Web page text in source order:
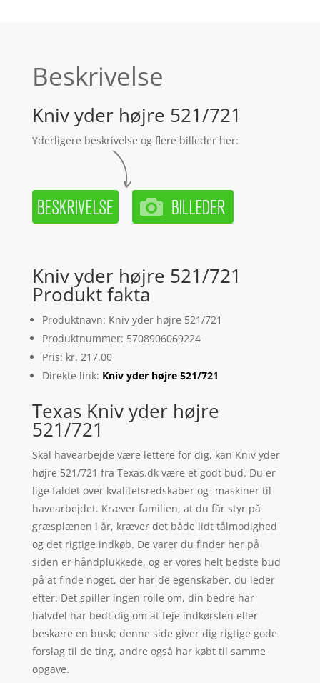
Beskrivelse
Kniv yder højre 521/721
Yderligere beskrivelse og flere billeder her:
Kniv yder højre 521/721
Produkt fakta
Produktnavn: Kniv yder højre 521/721
Produktnummer: 5708906069224
Pris: kr. 217.00
Direkte link: Kniv yder højre 521/721
Texas Kniv yder højre
521/721
Skal havearbejde være lettere for dig, kan Kniv yder
højre 521/721 fra Texas.dk være et godt bud. Du er
lige faldet over kvalitetsredskaber og -maskiner til
havearbejdet. Kræver familien, at du får styr på
græsplænen i år, kræver det både lidt tålmodighed
og det rigtige indkøb. De varer du finder her på
siden er håndplukkede, og er vores helt bedste bud
på at finde noget, der har de egenskaber, du leder
efter. Det spiller ingen rolle om, din bedre har
halvdel har bedt dig om at feje indkørslen eller
beskære en busk; denne side giver dig rigtige gode
forslag til de ting, andre også har købt til samme
opgave.